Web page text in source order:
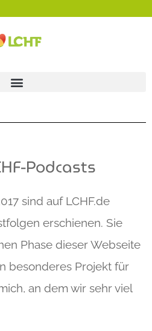
Podcasts
sind auf LCHF.de
erschienen. Sie
Phase dieser Webseite
besonderes Projekt für
an dem wir sehr viel